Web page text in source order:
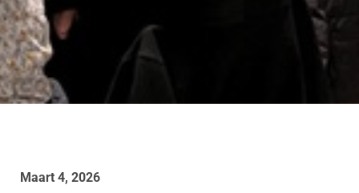
Maart 4, 2026